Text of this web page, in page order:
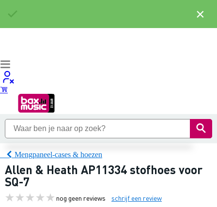
Mengpaneel-cases & hoezen
Allen & Heath AP11334 stofhoes voor
SQ-7
nog geen reviews schrijf een review
×